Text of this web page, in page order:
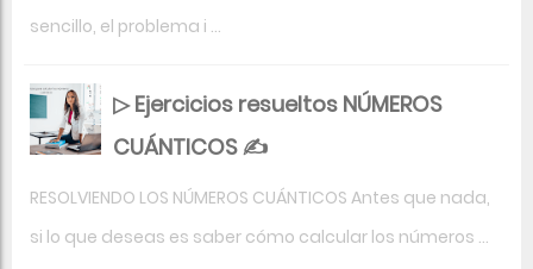
sencillo, el problema i ...
▷ Ejercicios resueltos NÚMEROS
CUÁNTICOS ✍
RESOLVIENDO LOS NÚMEROS CUÁNTICOS Antes que nada,
si lo que deseas es saber cómo calcular los números ...